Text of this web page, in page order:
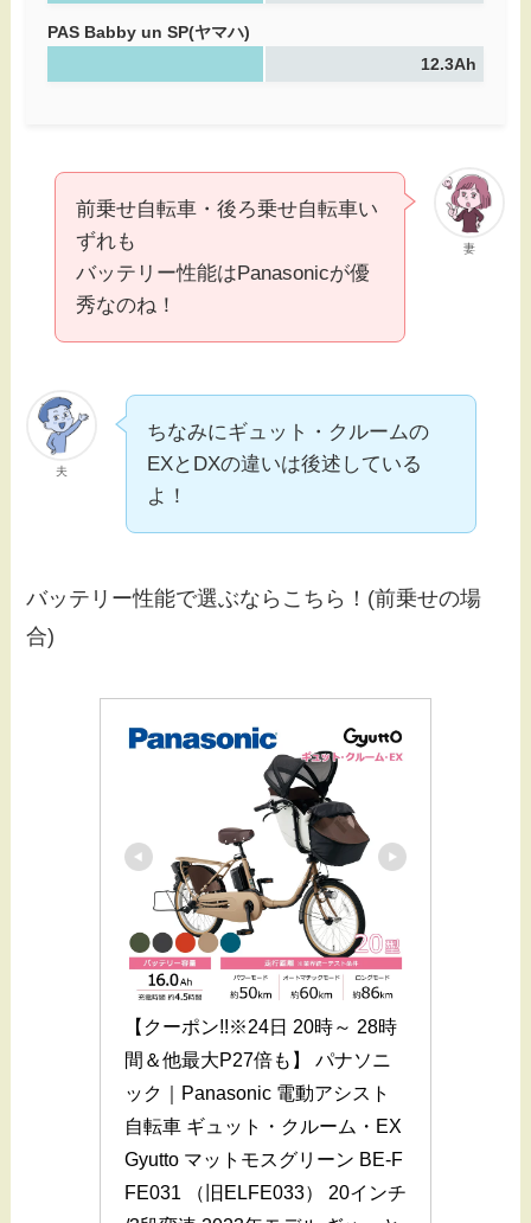
PAS Babby un SP(ヤマハ)
12.3Ah
妻
前乗せ自転車・後ろ乗せ自転車い
ずれも
バッテリー性能はPanasonicが優
秀なのね！
夫
ちなみにギュット・クルームの
EXとDXの違いは後述している
よ！
バッテリー性能で選ぶならこちら！(前乗せの場
合)
【クーポン!!※24日 20時～ 28時
間＆他最大P27倍も】 パナソニ
ック｜Panasonic 電動アシスト
自転車 ギュット・クルーム・EX
Gyutto マットモスグリーン BE-F
FE031 （旧ELFE033） 20インチ